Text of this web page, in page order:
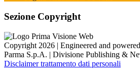
Sezione Copyright
Copyright 2026 | Engineered and
Parma S.p.A. | Divisione Publishing &
Disclaimer trattamento dati personali